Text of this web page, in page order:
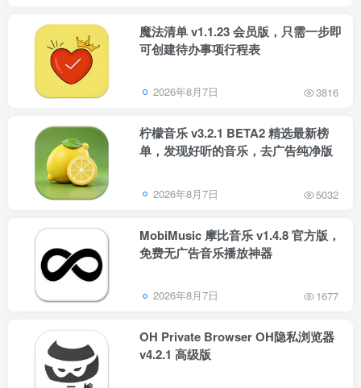
魔法清单 v1.1.23 会员版，只需一步即
可创建待办事项行程表
2026年8月7日 3816
柠檬音乐 v3.2.1 BETA2 精选最新榜
单，发现好听的音乐，去广告纯净版
2026年8月7日 5032
MobiMusic 摩比音乐 v1.4.8 官方版，
免费无广告音乐播放神器
2026年8月7日 1677
OH Private Browser OH隐私浏览器
v4.2.1 高级版